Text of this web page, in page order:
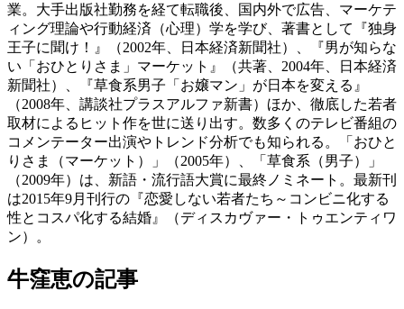
業。大手出版社勤務を経て転職後、国内外で広告、マーケテ
ィング理論や行動経済（心理）学を学び、著書として『独身
王子に聞け！』（2002年、日本経済新聞社）、『男が知らな
い「おひとりさま」マーケット』（共著、2004年、日本経済
新聞社）、『草食系男子「お嬢マン」が日本を変える』
（2008年、講談社プラスアルファ新書）ほか、徹底した若者
取材によるヒット作を世に送り出す。数多くのテレビ番組の
コメンテーター出演やトレンド分析でも知られる。「おひと
りさま（マーケット）」（2005年）、「草食系（男子）」
（2009年）は、新語・流行語大賞に最終ノミネート。最新刊
は2015年9月刊行の『恋愛しない若者たち～コンビニ化する
性とコスパ化する結婚』（ディスカヴァー・トゥエンティワ
ン）。
牛窪恵の記事